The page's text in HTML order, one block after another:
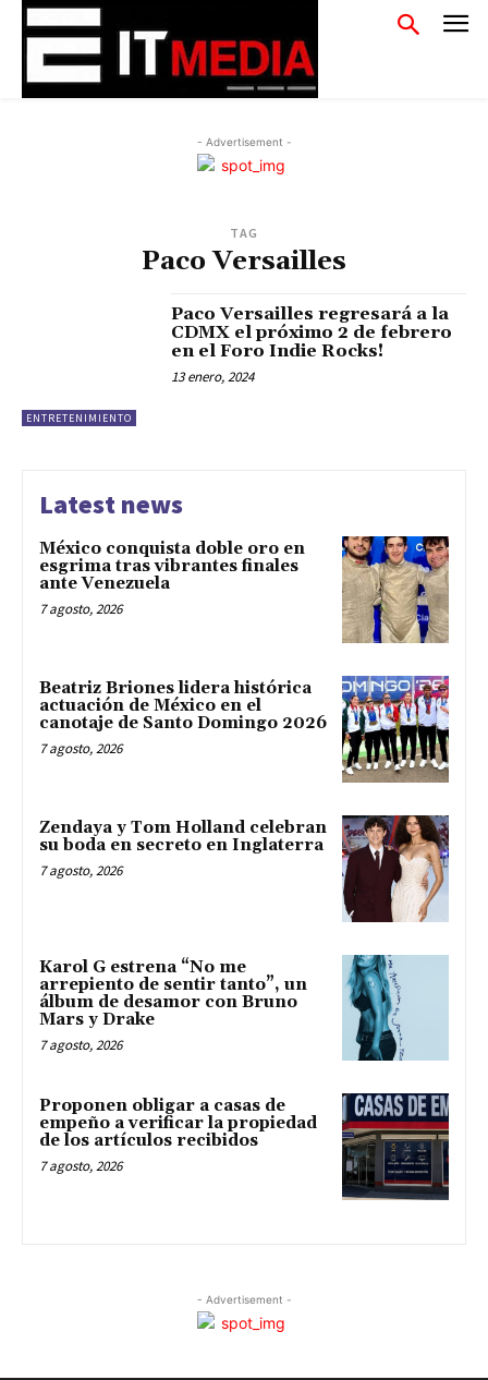
- Advertisement -
TAG
Paco Versailles
ENTRETENIMIENTO
Paco Versailles regresará a la
CDMX el próximo 2 de febrero
en el Foro Indie Rocks!
13 enero, 2024
Latest news
México conquista doble oro en
esgrima tras vibrantes finales
ante Venezuela
7 agosto, 2026
Beatriz Briones lidera histórica
actuación de México en el
canotaje de Santo Domingo 2026
7 agosto, 2026
Zendaya y Tom Holland celebran
su boda en secreto en Inglaterra
7 agosto, 2026
Karol G estrena “No me
arrepiento de sentir tanto”, un
álbum de desamor con Bruno
Mars y Drake
7 agosto, 2026
Proponen obligar a casas de
empeño a verificar la propiedad
de los artículos recibidos
7 agosto, 2026
- Advertisement -